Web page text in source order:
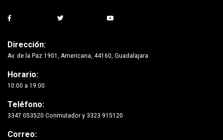
Dirección:
Av. de la Paz 1901, Americana, 44160, Guadalajara
Horario:
10:00 a 19:00
Teléfono:
3347 053520 Conmutador y 3323 915120
Correo: